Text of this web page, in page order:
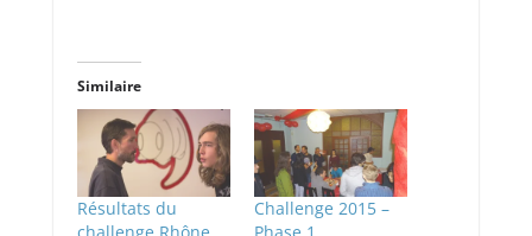
Similaire
Résultats du
challenge Rhône
Challenge 2015 –
Phase 1